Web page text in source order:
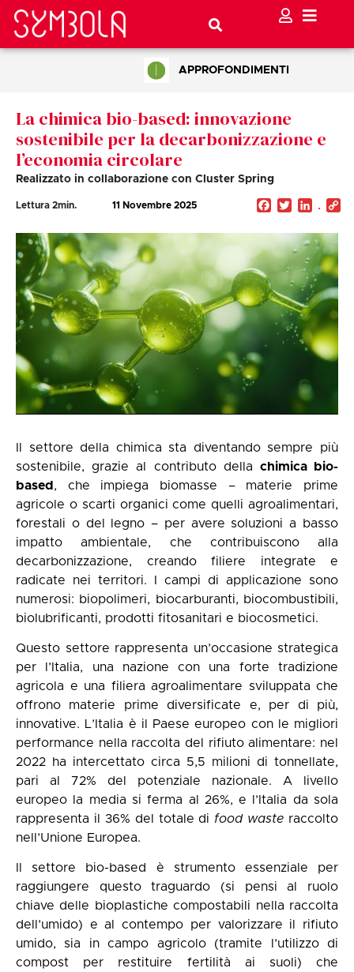
APPROFONDIMENTI
La chimica bio-based: innovazione
sostenibile per la decarbonizzazione e
l’economia circolare
Realizzato in collaborazione con Cluster Spring
Lettura 2min. 11 Novembre 2025 Facebook
Twitter
Il settore della chimica sta diventando sempre più
sostenibile, grazie al contributo della chimica bio-
based , che impiega biomasse – materie prime
agricole o scarti organici come quelli agroalimentari,
forestali o del legno – per avere soluzioni a basso
impatto ambientale, che contribuiscono alla
decarbonizzazione, creando filiere integrate e
radicate nei territori. I campi di applicazione sono
numerosi: biopolimeri, biocarburanti, biocombustibili,
biolubrificanti, prodotti fitosanitari e biocosmetici.
Questo settore rappresenta un’occasione strategica
per l’Italia, una nazione con una forte tradizione
agricola e una filiera agroalimentare sviluppata che
offrono materie prime diversificate e, per di più,
innovative. L’Italia è il Paese europeo con le migliori
performance nella raccolta del rifiuto alimentare: nel
2022 ha intercettato circa 5,5 milioni di tonnellate,
pari al 72% del potenziale nazionale. A livello
europeo la media si ferma al 26%, e l’Italia da sola
rappresenta il 36% del totale di food waste raccolto
nell’Unione Europea.
Il settore bio-based è strumento essenziale per
raggiungere questo traguardo (si pensi al ruolo
chiave delle bioplastiche compostabili nella raccolta
dell’umido) e al contempo per valorizzare il rifiuto
umido, sia in campo agricolo (tramite l’utilizzo di
compost per restituire fertilità ai suoli) che